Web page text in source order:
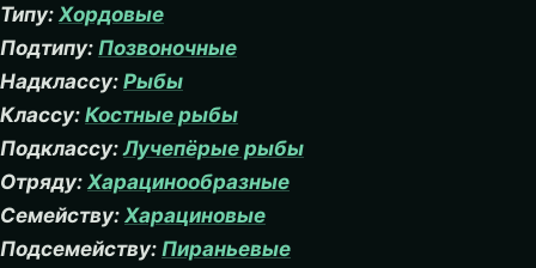
Типу: Хордовые
Подтипу: Позвоночные
Надклассу: Рыбы
Классу: Костные рыбы
Подклассу: Лучепёрые рыбы
Отряду: Харацинообразные
Семейству: Харациновые
Подсемейству: Пираньевые